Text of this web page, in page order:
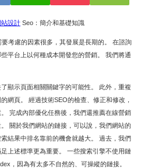
站設計 Seo：簡介和基礎知識
考慮的因素很多，其發展是長期的。 在諮詢
平台上以何種成本開發您的營銷。 我們將通
顯示頁面相關關鍵字的可能性。 此外，重複
網頁。 經過技術SEO的檢查、修正和修改，
完成內部優化任務後，我們還推薦在線營銷
關於我們網站的鏈接，可以說，我們網站的
結果中排名靠前的機會就越大。 過去，我們
上述標準更為重要。 一些搜索引擎不使用鏈
，因為有太多不自然的、可操縱的鏈接。